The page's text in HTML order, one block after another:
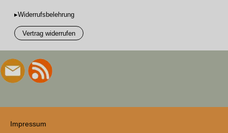
▸Widerrufsbelehrung
Vertrag widerrufen
Impressum